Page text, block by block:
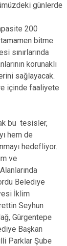
günlerde
200
bitme
sınırlarında
korunaklı
sağlayacak.
içinde faaliyete
bu tesisler,
hem de
hedefliyor.
ve
Belediye
İklim
Seyhun
Gürgentepe
Başkan
Parklar Şube